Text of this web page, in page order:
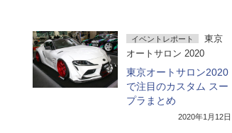
イベントレポート
東京
オートサロン 2020
東京オートサロン2020
で注目のカスタム スー
プラまとめ
2020年1月12日